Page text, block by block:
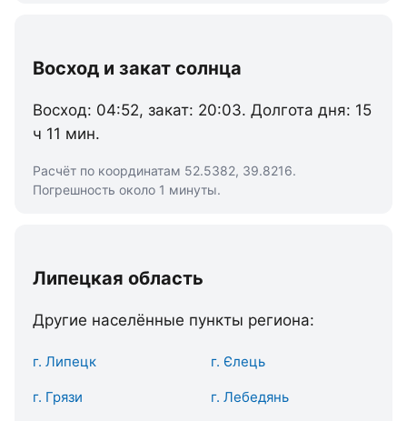
Восход и закат солнца
Восход: 04:52, закат: 20:03. Долгота дня: 15
ч 11 мин.
Расчёт по координатам 52.5382, 39.8216.
Погрешность около 1 минуты.
Липецкая область
Другие населённые пункты региона:
г. Липецк г. Єлець
г. Грязи г. Лебедянь